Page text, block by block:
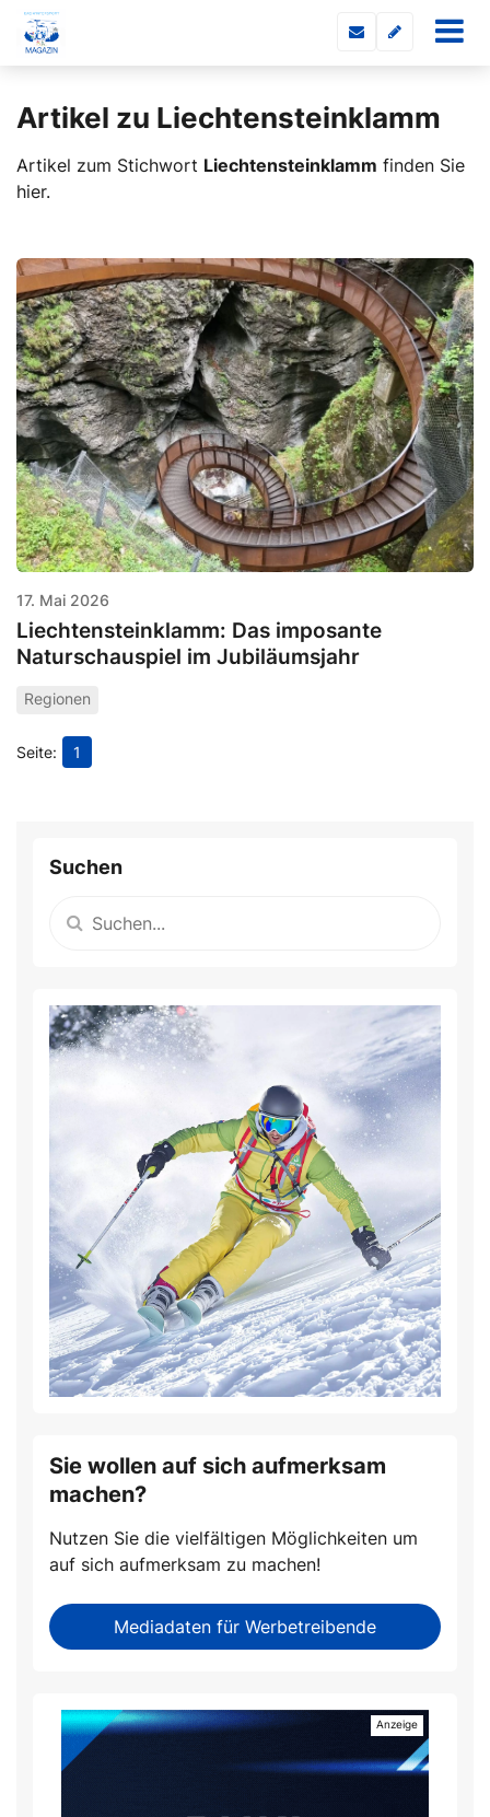
Artikel zu Liechtensteinklamm
Artikel zum Stichwort Liechtensteinklamm finden Sie
hier.
17. Mai 2026
Liechtensteinklamm: Das imposante
Naturschauspiel im Jubiläumsjahr
Regionen
1
Suchen
Sie wollen auf sich aufmerksam
machen?
Nutzen Sie die vielfältigen Möglichkeiten um
auf sich aufmerksam zu machen!
Mediadaten für Werbetreibende